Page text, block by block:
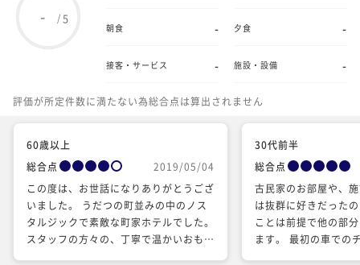
- /5
朝食 - 夕食 -
接客・サービス - 施設・設備 -
評価が所定件数に満たない為総合点は算出されません
60歳以上
総合点
2019/05/04
この度は、お世話になりありがとうござ
いました。 うだつの町並みの中のノス
タルジックで素敵な町家ホテルでした。
スタッフの方々の、丁寧で温かいおもて
30代前半
総合点
古民家のお部屋や、
は抜群に好きだった
ことは前提で他の部
ます。 最初の車でのチェックイン時の